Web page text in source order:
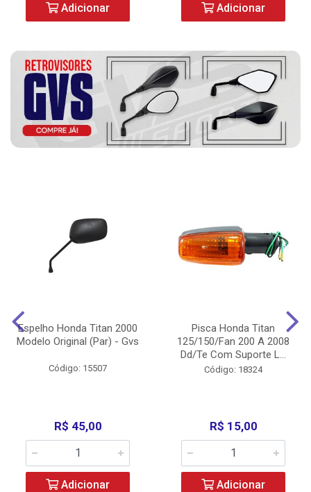
Adicionar Adicionar
Espelho Honda Titan 2000
Modelo Original (Par) - Gvs
Código: 15507
R$ 45,00
Adicionar
Pisca Honda Titan
125/150/Fan 200 A 2008
Dd/Te Com Suporte L...
Código: 18324
R$ 15,00
Adicionar